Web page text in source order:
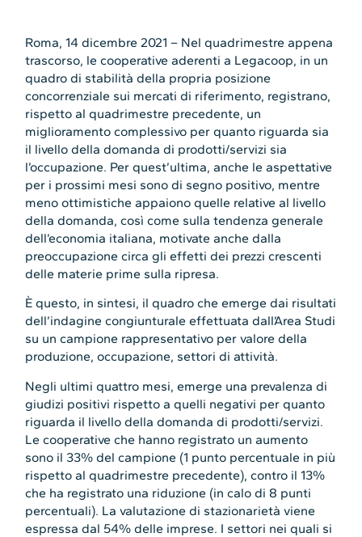
Roma, 14 dicembre 2021 – Nel quadrimestre appena
trascorso, le cooperative aderenti a Legacoop, in un
quadro di stabilità della propria posizione
concorrenziale sui mercati di riferimento, registrano,
rispetto al quadrimestre precedente, un
miglioramento complessivo per quanto riguarda sia
il livello della domanda di prodotti/servizi sia
l’occupazione. Per quest’ultima, anche le aspettative
per i prossimi mesi sono di segno positivo, mentre
meno ottimistiche appaiono quelle relative al livello
della domanda, così come sulla tendenza generale
dell’economia italiana, motivate anche dalla
preoccupazione circa gli effetti dei prezzi crescenti
delle materie prime sulla ripresa.
È questo, in sintesi, il quadro che emerge dai risultati
dell’indagine congiunturale effettuata dall’Area Studi
su un campione rappresentativo per valore della
produzione, occupazione, settori di attività.
Negli ultimi quattro mesi, emerge una prevalenza di
giudizi positivi rispetto a quelli negativi per quanto
riguarda il livello della domanda di prodotti/servizi.
Le cooperative che hanno registrato un aumento
sono il 33% del campione (1 punto percentuale in più
rispetto al quadrimestre precedente), contro il 13%
che ha registrato una riduzione (in calo di 8 punti
percentuali). La valutazione di stazionarietà viene
espressa dal 54% delle imprese. I settori nei quali si